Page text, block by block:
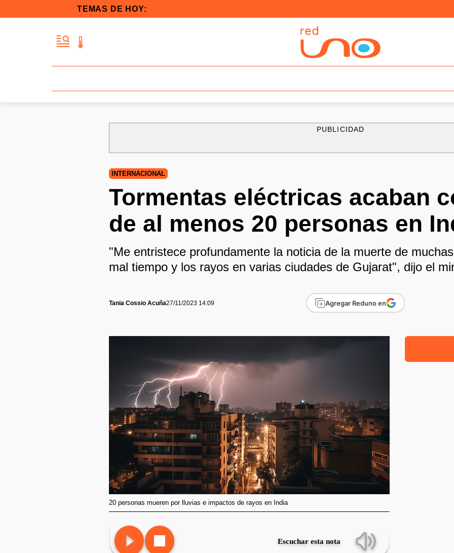
TEMAS DE HOY:
PUBLICIDAD
INTERNACIONAL
Tormentas eléctricas acaban
de al menos 20 personas en
"Me entristece profundamente la noticia de la muerte de
mal tiempo y los rayos en varias ciudades de Gujarat", dijo el
Tania Cossio Acuña27/11/2023 14:09 Agregar Reduno en
20 personas mueren por lluvias e impactos de rayos en India
Escuchar esta nota